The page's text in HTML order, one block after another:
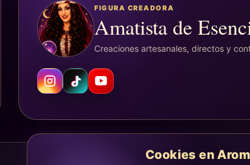
Cookies en
FIGURA CREADORA
Amatista de
Creaciones artesanales, directos y
LEGAL